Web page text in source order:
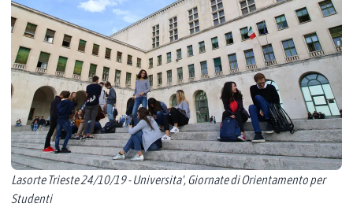
Lasorte Trieste 24/10/19 - Universita', Giornate di Orientamento per
Studenti